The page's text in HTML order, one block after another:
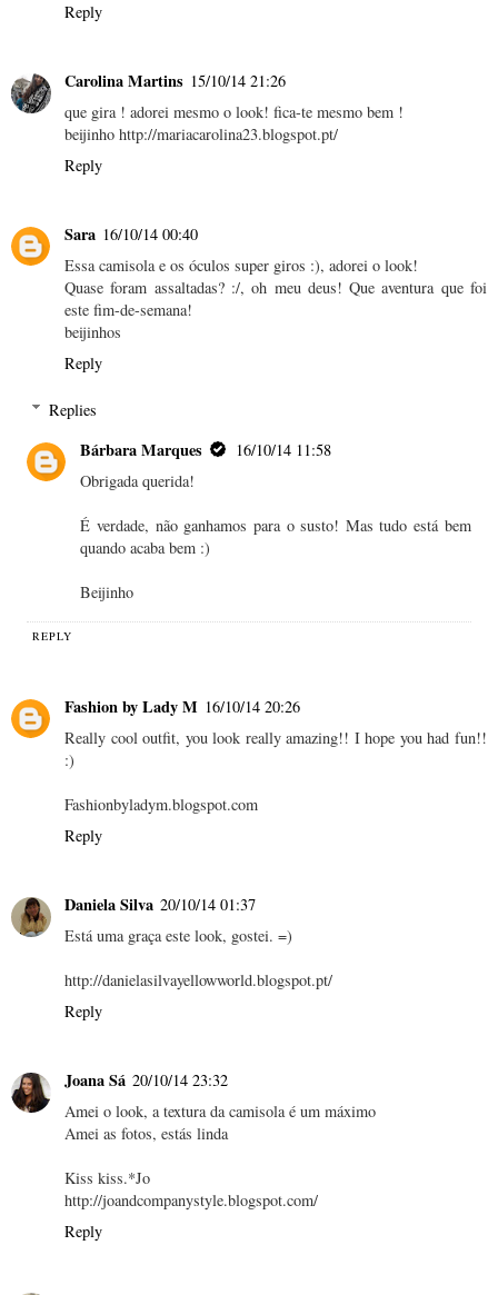
Reply
Carolina Martins 15/10/14 21:26
que gira ! adorei mesmo o look! fica-te mesmo bem !
beijinho http://mariacarolina23.blogspot.pt/
Reply
Sara 16/10/14 00:40
Essa camisola e os óculos super giros :), adorei o look!
Quase foram assaltadas? :/, oh meu deus! Que aventura que foi
este fim-de-semana!
beijinhos
Reply
Replies
Bárbara Marques
16/10/14 11:58
Obrigada querida!
É verdade, não ganhamos para o susto! Mas tudo está bem
quando acaba bem :)
Beijinho
REPLY
Fashion by Lady M 16/10/14 20:26
Really cool outfit, you look really amazing!! I hope you had fun!!
:)
Fashionbyladym.blogspot.com
Reply
Daniela Silva 20/10/14 01:37
Está uma graça este look, gostei. =)
http://danielasilvayellowworld.blogspot.pt/
Reply
Joana Sá 20/10/14 23:32
Amei o look, a textura da camisola é um máximo
Amei as fotos, estás linda
Kiss kiss.*Jo
http://joandcompanystyle.blogspot.com/
Reply